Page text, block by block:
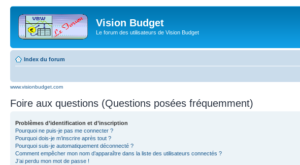
Vision Budget
Le forum des utilisateurs de Vision Budget
Index du forum
www.visionbudget.com
Foire aux questions (Questions posées fréquemment)
Problèmes d’identification et d’inscription
Pourquoi ne puis-je pas me connecter ?
Pourquoi dois-je m’inscrire après tout ?
Pourquoi suis-je automatiquement déconnecté ?
Comment empêcher mon nom d’apparaître dans la liste des utilisateurs connectés ?
J’ai perdu mon mot de passe !